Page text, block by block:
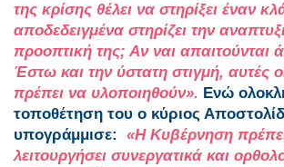
της κρίσης θέλει να στηρίξει έναν
αποδεδειγμένα στηρίζει την
προοπτική της; Αν ναι απαιτούνται
Έστω και την ύστατη στιγμή, αυτές
πρέπει να υλοποιηθούν». Ενώ
τοποθέτηση του ο κύριος
υπογράμμισε:
«Η Κυβέρνηση
λειτουργήσει συνεργατικά και